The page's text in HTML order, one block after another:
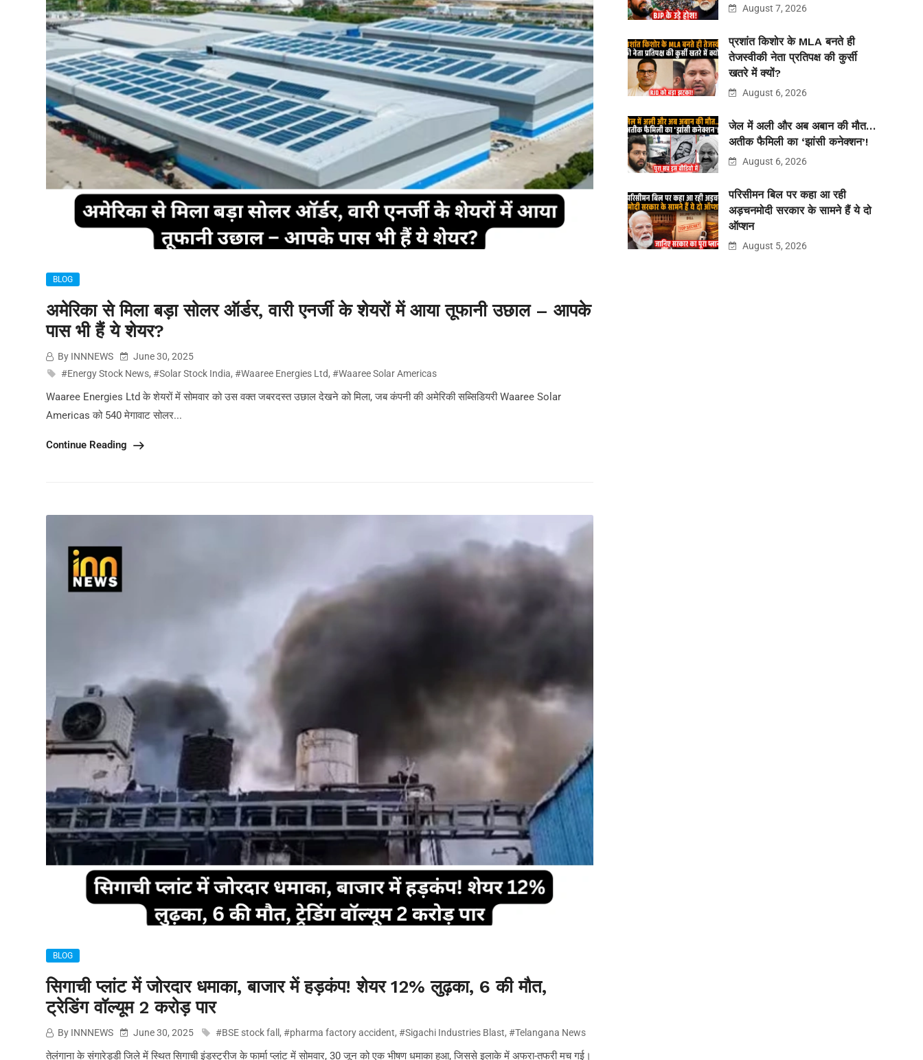
BLOG
अमेरिका से मिला बड़ा सोलर ऑर्डर, वारी एनर्जी के शेयरों में आया तूफानी उछाल – आपके
पास भी हैं ये शेयर?
By INNNEWS
June 30, 2025
#Energy Stock News, #Solar Stock India, #Waaree Energies Ltd, #Waaree Solar Americas
Waaree Energies Ltd के शेयरों में सोमवार को उस वक्त जबरदस्त उछाल देखने को मिला, जब कंपनी की अमेरिकी सब्सिडियरी Waaree Solar
Americas को 540 मेगावाट सोलर...
Continue Reading
BLOG
सिगाची प्लांट में जोरदार धमाका, बाजार में हड़कंप! शेयर 12% लुढ़का, 6 की मौत,
ट्रेडिंग वॉल्यूम 2 करोड़ पार
By INNNEWS June 30, 2025 #BSE stock fall , #pharma factory accident, #Sigachi Industries Blast, #Telangana News
तेलंगाना के संगारेड्डी जिले में स्थित सिगाची इंडस्ट्रीज के फार्मा प्लांट में सोमवार, 30 जून को एक भीषण धमाका हुआ, जिससे इलाके में अफरा-तफरी मच गई।
August 7, 2026
प्रशांत किशोर के MLA बनते ही
तेजस्वीकी नेता प्रतिपक्ष की कुर्सी
खतरे में क्यों?
August 6, 2026
जेल में अली और अब अबान की मौत…
अतीक फैमिली का ‘झांसी कनेक्शन’!
August 6, 2026
परिसीमन बिल पर कहा आ रही
अड़चनमोदी सरकार के सामने हैं ये दो
ऑप्शन
August 5, 2026